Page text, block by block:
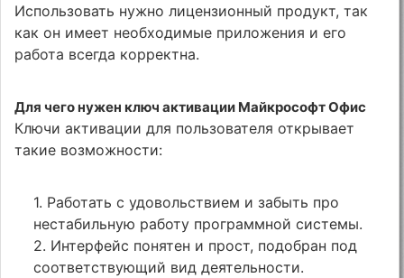
Использовать нужно лицензионный продукт, так
как он имеет необходимые приложения и его
работа всегда корректна.
Для чего нужен ключ активации Майкрософт Офис
Ключи активации для пользователя открывает
такие возможности:
1. Работать с удовольствием и забыть про
нестабильную работу программной системы.
2. Интерфейс понятен и прост, подобран под
соответствующий вид деятельности.